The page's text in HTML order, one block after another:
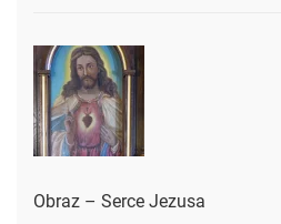
Obraz – Serce Jezusa